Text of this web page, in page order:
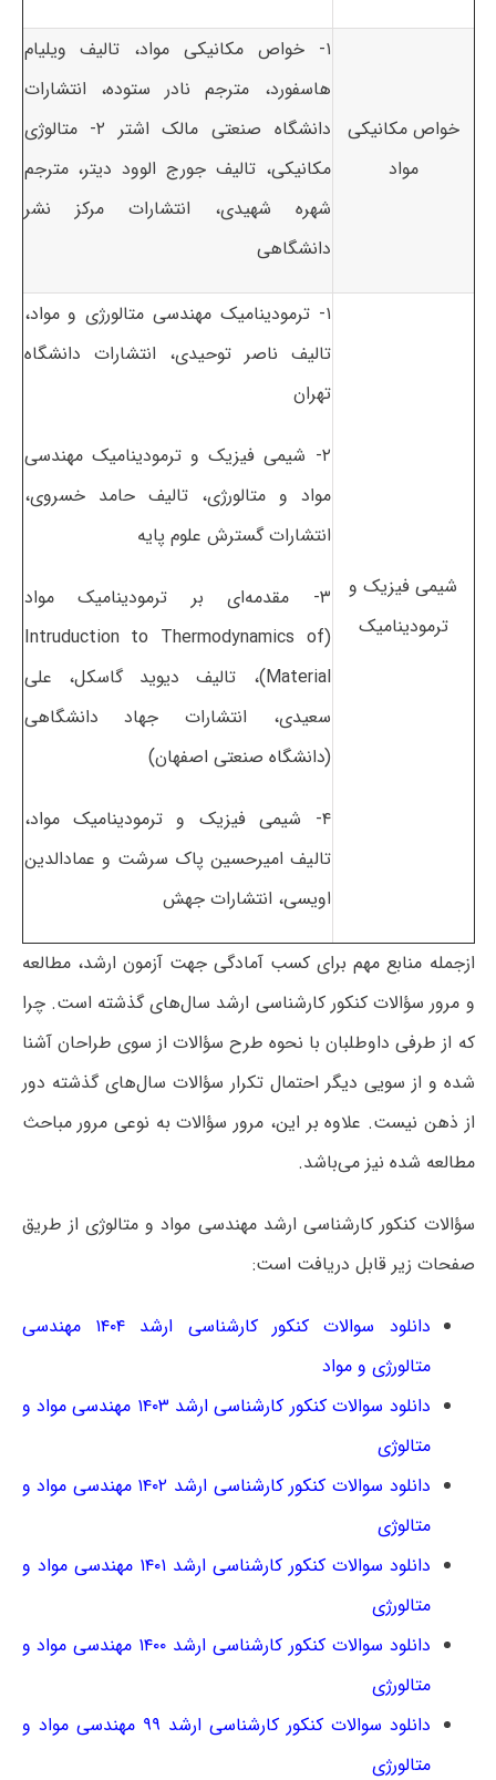
خواص مکانیکی
مواد
۱- خواص مکانیکی مواد، تالیف ویلیام
هاسفورد، مترجم نادر ستوده، انتشارات
دانشگاه صنعتی مالک اشتر ۲- متالوژی
مکانیکی، تالیف جورج الوود دیتر، مترجم
شهره شهیدی، انتشارات مرکز نشر
دانشگاهی
شیمی فیزیک و
ترمودینامیک
۱- ترمودینامیک مهندسی متالورژی و مواد،
تالیف ناصر توحیدی، انتشارات دانشگاه
تهران
۲- شیمی فیزیک و ترمودینامیک مهندسی
مواد و متالورژی، تالیف حامد خسروی،
انتشارات گسترش علوم پایه
۳- مقدمه‌ای بر ترمودینامیک مواد
(Intruduction to Thermodynamics of
Material)، تالیف دیوید گاسکل، علی
سعیدی، انتشارات جهاد دانشگاهی
(دانشگاه صنعتی اصفهان)
۴- شیمی فیزیک و ترمودینامیک مواد،
تالیف امیرحسین پاک سرشت و عمادالدین
اویسی، انتشارات جهش
ازجمله منابع مهم برای کسب آمادگی جهت آزمون ارشد، مطالعه
و مرور سؤالات کنکور کارشناسی ارشد سال‌های گذشته است. چرا
که از طرفی داوطلبان با نحوه طرح سؤالات از سوی طراحان آشنا
شده و از سویی دیگر احتمال تکرار سؤالات سال‌های گذشته دور
از ذهن نیست. علاوه بر این، مرور سؤالات به نوعی مرور مباحث
مطالعه‌ شده نیز می‌باشد.
سؤالات کنکور کارشناسی ارشد مهندسی مواد و متالوژی از طریق
صفحات زیر قابل دریافت است:
دانلود سوالات کنکور کارشناسی ارشد ۱۴۰۴ مهندسی
متالورژی و مواد
دانلود سوالات کنکور کارشناسی ارشد ۱۴۰۳ مهندسی مواد و
متالوژی
دانلود سوالات کنکور کارشناسی ارشد ۱۴۰۲ مهندسی مواد و
متالوژی
دانلود سوالات کنکور کارشناسی ارشد ۱۴۰۱ مهندسی مواد و
متالورژی
دانلود سوالات کنکور کارشناسی ارشد ۱۴۰۰ مهندسی مواد و
متالورژی
دانلود سوالات کنکور کارشناسی ارشد ۹۹ مهندسی مواد و
متالورژی